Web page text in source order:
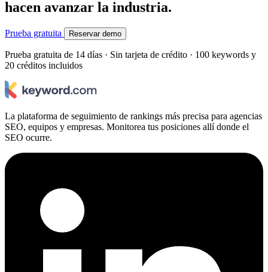
hacen avanzar la industria.
Prueba gratuita Reservar demo
Prueba gratuita de 14 días · Sin tarjeta de crédito · 100 keywords y
20 créditos incluidos
La plataforma de seguimiento de rankings más precisa para agencias
SEO, equipos y empresas. Monitorea tus posiciones allí donde el
SEO ocurre.